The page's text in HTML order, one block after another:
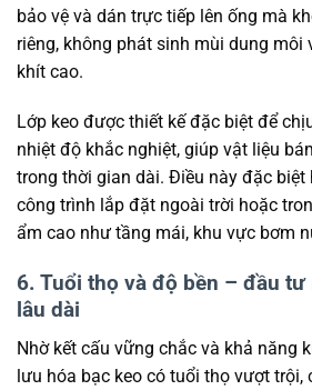
bảo vệ và dán trực tiếp lên ống mà
riêng, không phát sinh mùi dung môi
khít cao.
Lớp keo được thiết kế đặc biệt để
nhiệt độ khắc nghiệt, giúp vật liệu
trong thời gian dài. Điều này đặc biệt
công trình lắp đặt ngoài trời hoặc
ẩm cao như tầng mái, khu vực bơm
6. Tuổi thọ và độ bền – đầu
lâu dài
Nhờ kết cấu vững chắc và khả năng
lưu hóa bạc keo có tuổi thọ vượt trội,